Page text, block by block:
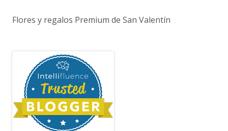
Flores y regalos Premium de San Valentín